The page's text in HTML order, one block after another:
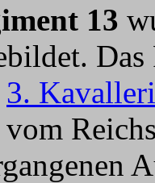
13
3.